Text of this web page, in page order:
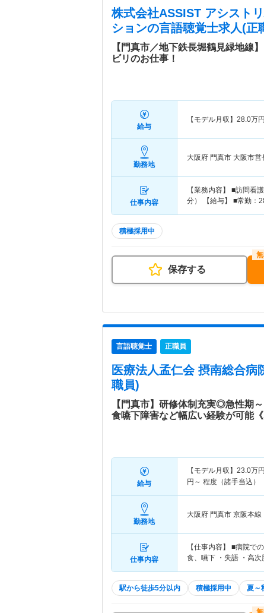
株式会社ASSIST アシスト
ションの言語聴覚士求人(正
【門真市／地下鉄長堀鶴見緑地
ビリのお仕事！
給与
【モデル月収】 28.0万
勤務地
大阪府 門真市 大阪市営
仕事内容
【業務内容】 ■訪問看
分） 【給与】 ■常勤：
積極採用中
保存する
言語聴覚士 正職員
医療法人孟仁会 摂南総合病
職員)
【門真市】研修体制充実◎急性期
食嚥下障害など幅広い経験が可能《
給与
【モデル月収】 23.0万
円～ 程度（諸手当込）
勤務地
大阪府 門真市 京阪本線
仕事内容
【仕事内容】 ■病院で
食、嚥下 ・失語 ・高
駅から徒歩5分以内 積極採用中 夏～